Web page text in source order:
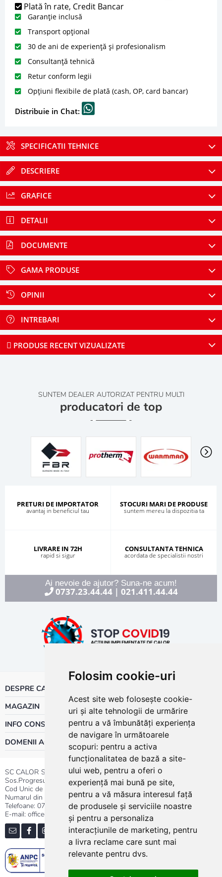
Folosim cookie-uri
Acest site web folosește cookie-
uri și alte tehnologii de urmărire
pentru a vă îmbunătăți experiența
de navigare în următoarele
scopuri: pentru a activa
funcționalitatea de bază a site-
ului web, pentru a oferi o
experiență mai bună pe site,
pentru a vă măsura interesul față
de produsele și serviciile noastre
și pentru a personaliza
interacțiunile de marketing, pentru
a livra reclame care sunt mai
relevante pentru dvs.
Plată în rate, Credit Bancar
Garanție inclusă
Transport opțional
30 de ani de experiență și profesionalism
Consultanță tehnică
Retur conform legii
Opțiuni flexibile de plată (cash, OP, card bancar)
Distribuie in Chat:
SPECIFICATII TEHNICE
DESCRIERE
GRAFICE
DETALII
DOCUMENTE
GAMA PRODUSE
OPINII
INTREBARI
PRODUSE RECENT VIZUALIZATE
SUNTEM DEALER AUTORIZAT PENTRU MULTI
producatori de top
PRETURI DE IMPORTATOR
avantaj in beneficiul tau
STOCURI MARI DE PRODUSE
suntem mereu la dispozitia ta
LIVRARE IN 72H
rapid si sigur
CONSULTANTA TEHNICA
acordata de specialistii nostri
Ai nevoie de ajutor? Suna-ne acum!
0737.23.44.44| 021.411.44.44
DESPRE CALOR
MAGAZIN
INFO CONSUMATOR
DOMENII ACTIVITATE
SC CALOR SRL
Sos.Progresului nr.30-40, Sector 5, Bucuresti
Cod Unic de Inregistrare: RO 3004724
Numarul din Registrul Comertului:J40/13176/1991
Telefoane: 0737.23.44.44|021.411.44.44
E-mail: office@calor.ro